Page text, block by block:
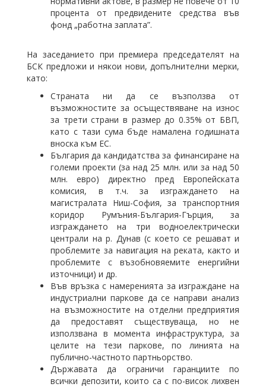
процента от предвидените средства във
фонд „работна заплата”.
На заседанието при премиера председателят на
БСК предложи и някои нови, допълнителни мерки,
като:
Страната ни да се възползва от
възможностите за осъществяване на износ
за трети страни в размер до 0.35% от БВП,
като с тази сума бъде намалена годишната
вноска към ЕС.
България да кандидатства за финансиране на
големи проекти (за над 25 млн. или за над 50
млн. евро) директно пред Европейската
комисия, в т.ч. за изграждането на
магистралата Ниш-София, за транспортния
коридор Румъния-България-Гърция, за
изграждането на три водноелектрически
централи на р. Дунав (с което се решават и
проблемите за навигация на реката, както и
проблемите с възобновяемите енергийни
източници) и др.
Във връзка с намеренията за изграждане на
индустриални паркове да се направи анализ
на възможностите на отделни предприятия
да предоставят съществуваща, но не
използвана в момента инфраструктура, за
целите на тези паркове, по линията на
публично-частното партньорство.
Държавата да ограничи гаранциите по
всички депозити, които са с по-висок лихвен